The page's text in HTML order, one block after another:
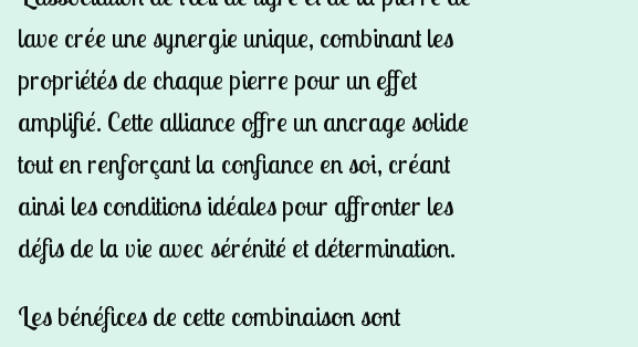
lave crée une synergie unique, combinant les
propriétés de chaque pierre pour un effet
amplifié. Cette alliance offre un ancrage solide
tout en renforçant la confiance en soi, créant
ainsi les conditions idéales pour affronter les
défis de la vie avec sérénité et détermination.
Les bénéfices de cette combinaison sont